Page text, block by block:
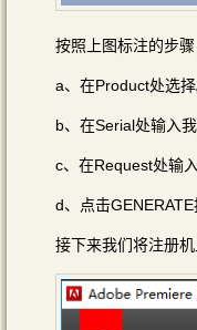
按照上图标注的步骤
a、在Product处选
b、在Serial处输入
c、在Request处输
d、点击
接下来我们将注册